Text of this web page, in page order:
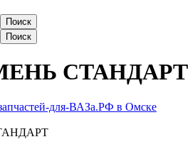
Поиск
Поиск
СТАНДАРТ
для-ВАЗа.РФ в Омске